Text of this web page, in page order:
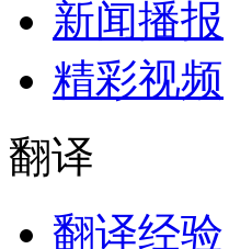
新闻播报
精彩视频
翻译
翻译经验